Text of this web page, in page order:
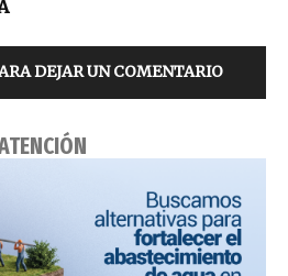
DEJAR UN COMENTARIO